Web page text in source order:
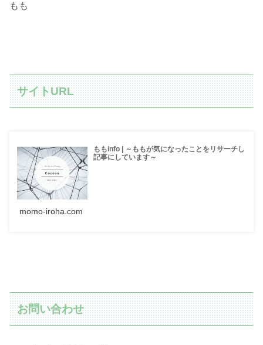
もも
サイトURL
ももinfo | ～ももが気になったことをリサーチし
記事にしています～
momo-iroha.com
お問い合わせ